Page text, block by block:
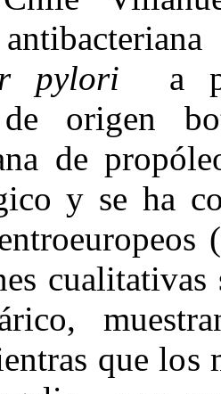
pylori a
de origen
de
y se ha
que los